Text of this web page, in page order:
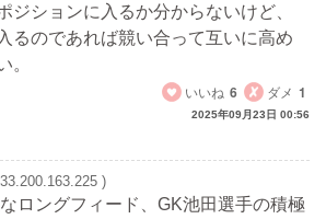
ジションに入るか分からないけど、
るのであれば競い合って互いに高め
。
いいね 6 ダメ 1
2025年09月23日 00:56
)
ロングフィード、GK池田選手の積極